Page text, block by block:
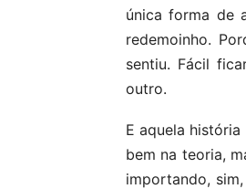
única forma de
redemoinho.
sentiu. Fácil
outro.
E aquela
bem na teoria,
importando,